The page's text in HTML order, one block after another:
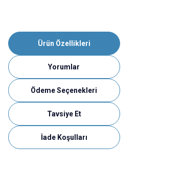
Ürün Özellikleri
Yorumlar
Ödeme Seçenekleri
Tavsiye Et
İade Koşulları